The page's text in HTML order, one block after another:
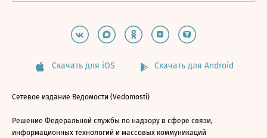
Скачать для iOS Скачать для Android
Сетевое издание Ведомости (Vedomosti)
Решение Федеральной службы по надзору в сфере связи,
информационных технологий и массовых коммуникаций